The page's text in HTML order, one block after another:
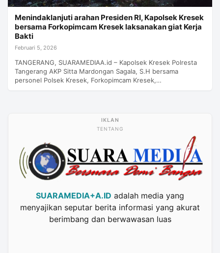
Menindaklanjuti arahan Presiden RI, Kapolsek Kresek
bersama Forkopimcam Kresek laksanakan giat Kerja
Bakti
Februari 5, 2026
TANGERANG, SUARAMEDIAA.id – Kapolsek Kresek Polresta
Tangerang AKP Sitta Mardongan Sagala, S.H bersama
personel Polsek Kresek, Forkopimcam Kresek,…
TENTANG
SUARAMEDIA+A.ID adalah media yang
menyajikan seputar berita informasi yang akurat
berimbang dan berwawasan luas